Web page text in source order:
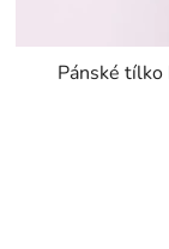
Pánské